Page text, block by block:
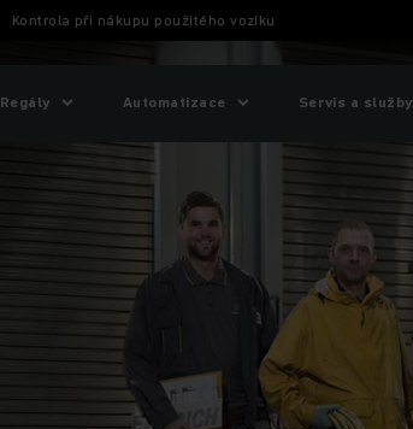
Kontrola při nákupu použitého vozíku
Regály Automatizace Servis a služby